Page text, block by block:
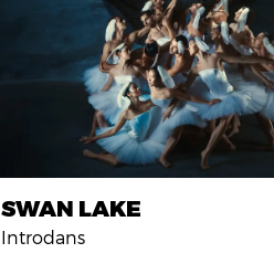
SWAN LAKE
Introdans